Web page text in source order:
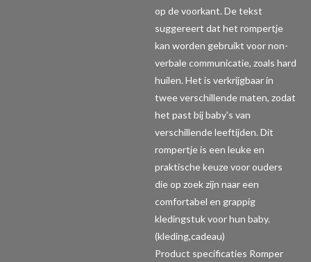
op de voorkant. De tekst
suggereert dat het rompertje
kan worden gebruikt voor non-
verbale communicatie, zoals hard
huilen. Het is verkrijgbaar in
twee verschillende maten, zodat
het past bij baby's van
verschillende leeftijden. Dit
rompertje is een leuke en
praktische keuze voor ouders
die op zoek zijn naar een
comfortabel en grappig
kledingstuk voor hun baby.
(kleding,cadeau)
Product specificaties Romper